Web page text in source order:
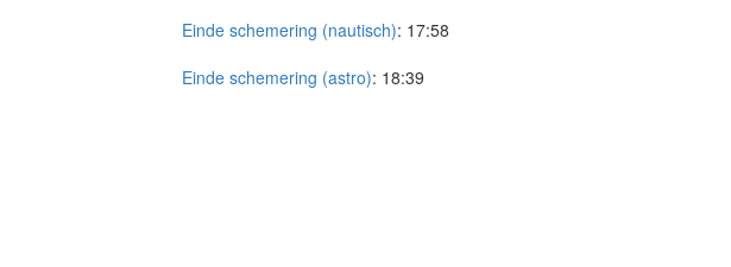
Einde schemering (nautisch): 17:58
Einde schemering (astro): 18:39